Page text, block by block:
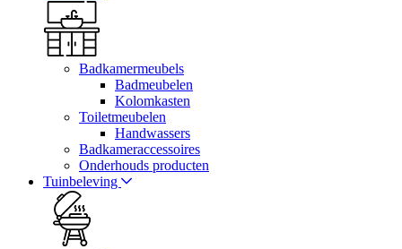
Badkamermeubels
Badmeubelen
Kolomkasten
Toiletmeubelen
Handwassers
Badkameraccessoires
Onderhouds producten
Tuinbeleving